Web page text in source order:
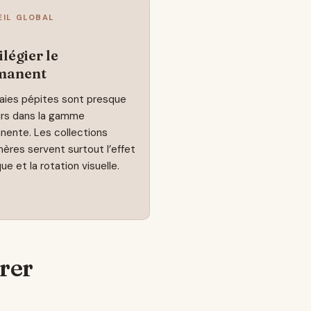
GLOBAL
le
pépites sont presque
dans la gamme
Les collections
servent surtout l’effet
et la rotation visuelle.